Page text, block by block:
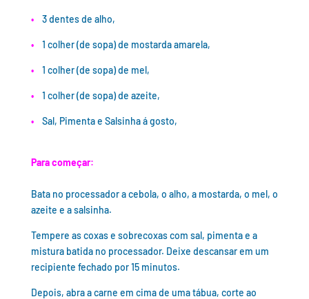
•3 dentes de alho,
• 1 colher (de sopa) de mostarda amarela,
•1 colher (de sopa) de mel,
• 1 colher (de sopa) de azeite,
• Sal, Pimenta e Salsinha á gosto,
Para começar:
Bata no processador a cebola, o alho, a mostarda, o mel, o
azeite e a salsinha.
Tempere as coxas e sobrecoxas com sal, pimenta e a
mistura batida no processador. Deixe descansar em um
recipiente fechado por 15 minutos.
Depois, abra a carne em cima de uma tábua, corte ao